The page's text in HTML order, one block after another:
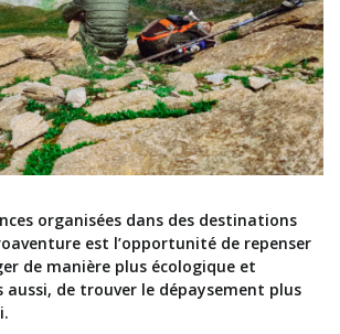
organisées dans des destinations
est l’opportunité de repenser
de manière plus écologique et
aussi, de trouver le dépaysement plus